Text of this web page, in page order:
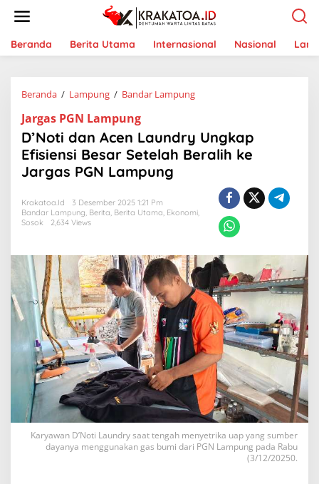
t
Beranda Berita Utama Internasional Nasional
Beranda / Lampung / Bandar Lampung
i
A
L
a
u
n
d
r
y
U
n
g
k
a
p
f
Jargas PGN Lampung
D’Noti dan Acen Laundry Ungkap
Efisiensi Besar Setelah Beralih ke
Jargas PGN Lampung
Krakatoa.id
3 Desember 2025 1:21 Pm
Bandar Lampung, Berita, Berita Utama, Ekonomi,
Sosok
2,634 Views
Karyawan D’Noti Laundry saat tengah menyetrika uap yang sumber
dayanya menggunakan gas bumi dari PGN Lampung pada Rabu
(3/12/20250.